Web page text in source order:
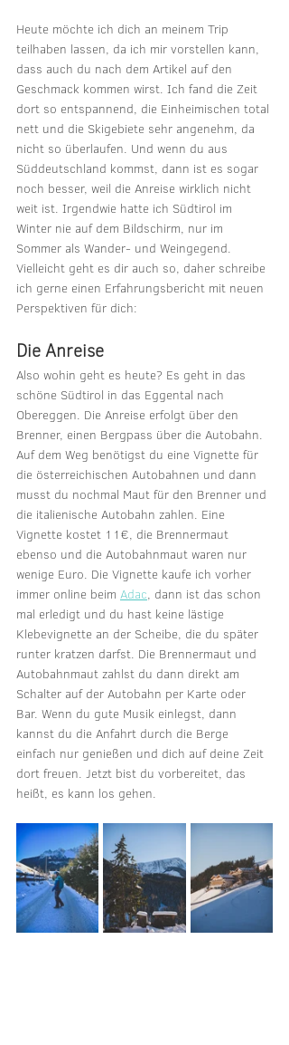
Heute möchte ich dich an meinem Trip
teilhaben lassen, da ich mir vorstellen kann,
dass auch du nach dem Artikel auf den
Geschmack kommen wirst. Ich fand die Zeit
dort so entspannend, die Einheimischen total
nett und die Skigebiete sehr angenehm, da
nicht so überlaufen. Und wenn du aus
Süddeutschland kommst, dann ist es sogar
noch besser, weil die Anreise wirklich nicht
weit ist. Irgendwie hatte ich Südtirol im
Winter nie auf dem Bildschirm, nur im
Sommer als Wander- und Weingegend.
Vielleicht geht es dir auch so, daher schreibe
ich gerne einen Erfahrungsbericht mit neuen
Perspektiven für dich:
Die Anreise
Also wohin geht es heute? Es geht in das
schöne Südtirol in das Eggental nach
Obereggen. Die Anreise erfolgt über den
Brenner, einen Bergpass über die Autobahn.
Auf dem Weg benötigst du eine Vignette für
die österreichischen Autobahnen und dann
musst du nochmal Maut für den Brenner und
die italienische Autobahn zahlen. Eine
Vignette kostet 11€, die Brennermaut
ebenso und die Autobahnmaut waren nur
wenige Euro. Die Vignette kaufe ich vorher
immer online beim Adac, dann ist das schon
mal erledigt und du hast keine lästige
Klebevignette an der Scheibe, die du später
runter kratzen darfst. Die Brennermaut und
Autobahnmaut zahlst du dann direkt am
Schalter auf der Autobahn per Karte oder
Bar. Wenn du gute Musik einlegst, dann
kannst du die Anfahrt durch die Berge
einfach nur genießen und dich auf deine Zeit
dort freuen. Jetzt bist du vorbereitet, das
heißt, es kann los gehen.